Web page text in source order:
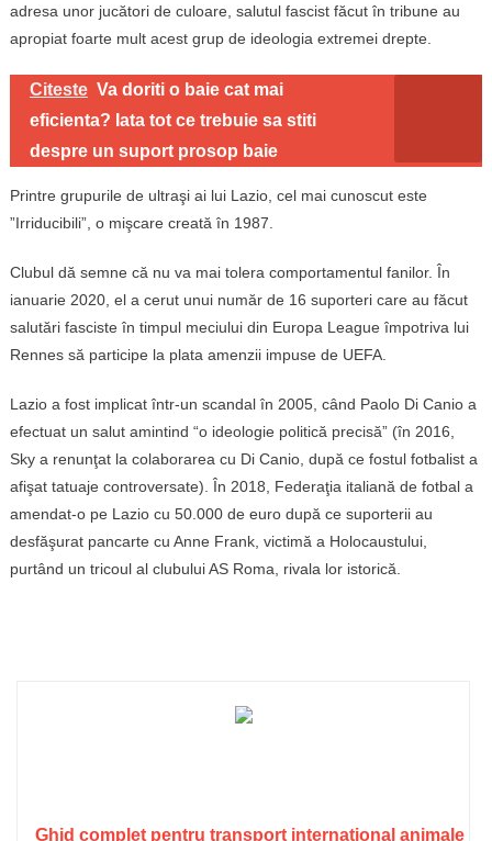
adresa unor jucători de culoare, salutul fascist făcut în tribune au
apropiat foarte mult acest grup de ideologia extremei drepte.
Citeste Va doriti o baie cat mai
eficienta? Iata tot ce trebuie sa stiti
despre un suport prosop baie
Printre grupurile de ultraşi ai lui Lazio, cel mai cunoscut este
”Irriducibili”, o mişcare creată în 1987.
Clubul dă semne că nu va mai tolera comportamentul fanilor. În
ianuarie 2020, el a cerut unui număr de 16 suporteri care au făcut
salutări fasciste în timpul meciului din Europa League împotriva lui
Rennes să participe la plata amenzii impuse de UEFA.
Lazio a fost implicat într-un scandal în 2005, când Paolo Di Canio a
efectuat un salut amintind “o ideologie politică precisă” (în 2016,
Sky a renunţat la colaborarea cu Di Canio, după ce fostul fotbalist a
afişat tatuaje controversate). În 2018, Federaţia italiană de fotbal a
amendat-o pe Lazio cu 50.000 de euro după ce suporterii au
desfăşurat pancarte cu Anne Frank, victimă a Holocaustului,
purtând un tricoul al clubului AS Roma, rivala lor istorică.
Ghid complet pentru transport internațional animale